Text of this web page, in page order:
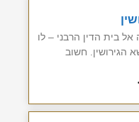
בית הדין הרבני – לו
הגירושין. חשוב